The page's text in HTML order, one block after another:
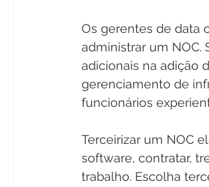
Os gerentes de data
administrar um NOC.
adicionais na adição
gerenciamento de
funcionários
Terceirizar um NOC
software, contratar,
trabalho. Escolha